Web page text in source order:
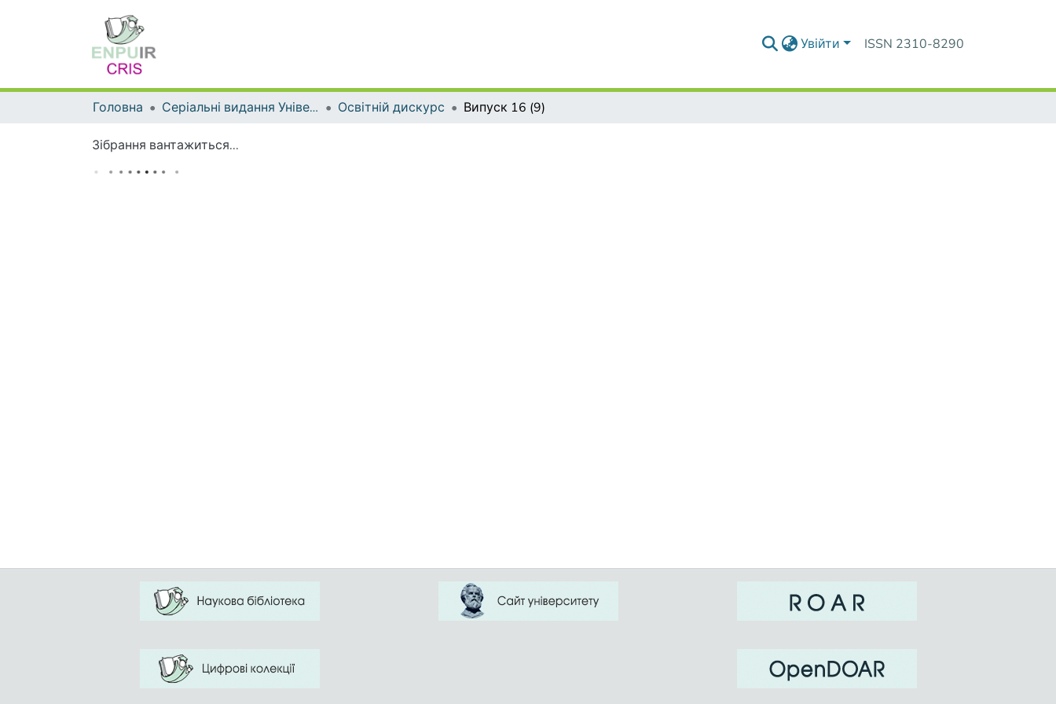
Увійти ISSN 2310-8290
Головна Серіальні видання Університету Освітній дискурс Випуск 16 (9)
Зібрання вантажиться...